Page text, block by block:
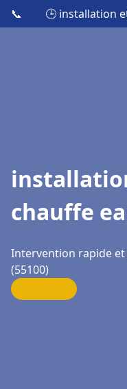
📞 🕒 installation
chauffe
Intervention rapide
(55100)